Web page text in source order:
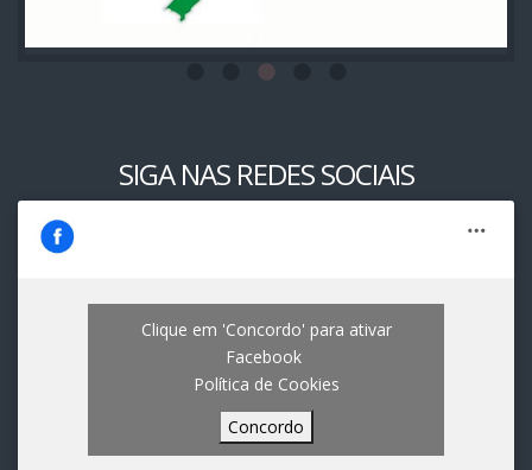
SIGA NAS REDES SOCIAIS
Clique em 'Concordo' para ativar
Facebook
Política de Cookies
Concordo